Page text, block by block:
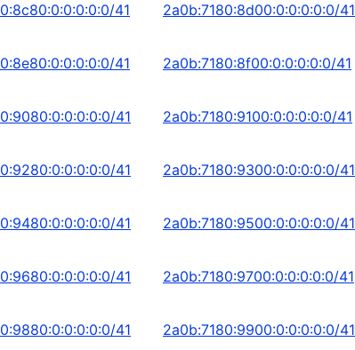
41 2a0b:7180:8d00:0:0:0:0:0/41
41 2a0b:7180:8f00:0:0:0:0:0/41
41 2a0b:7180:9100:0:0:0:0:0/41
41 2a0b:7180:9300:0:0:0:0:0/41
41 2a0b:7180:9500:0:0:0:0:0/41
41 2a0b:7180:9700:0:0:0:0:0/41
41 2a0b:7180:9900:0:0:0:0:0/41